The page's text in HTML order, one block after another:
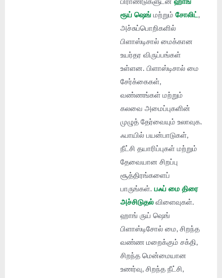
பிராண்டுகளுடன் ஹாங்
ரூய் ஷெங்மற்றும் சோலிட்,
அச்சுப்பொறிகளில்
பிளாஸ்டிசால் மைக்கான
உயர்தர விருப்பங்கள்
உள்ளன. பிளாஸ்டிசால் மை
சேர்க்கைகள்,
வண்ணங்கள் மற்றும்
கலவை அமைப்புகளின்
முழுத் தேர்வையும் உலாவுக.
ஃபாயில் பயன்பாடுகள்,
நீட்சி தயாரிப்புகள் மற்றும்
தேவையான சிறப்பு
சூத்திரங்களைப்
பாருங்கள். பஃப் மை திரை
அச்சிடுதல்விளைவுகள்.
ஹாங் ருய் ஷெங்
பிளாஸ்டிசோல் மை, சிறந்த
வண்ண மறைக்கும் சக்தி,
சிறந்த மென்மையான
உணர்வு, சிறந்த நீட்சி,